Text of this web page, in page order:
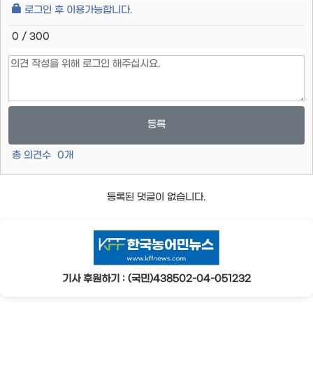
로그인 후 이용가능합니다.
0 / 300
등록
총 의견수 0개
등록된 댓글이 없습니다.
기사 후원하기 : (국민)438502-04-051232